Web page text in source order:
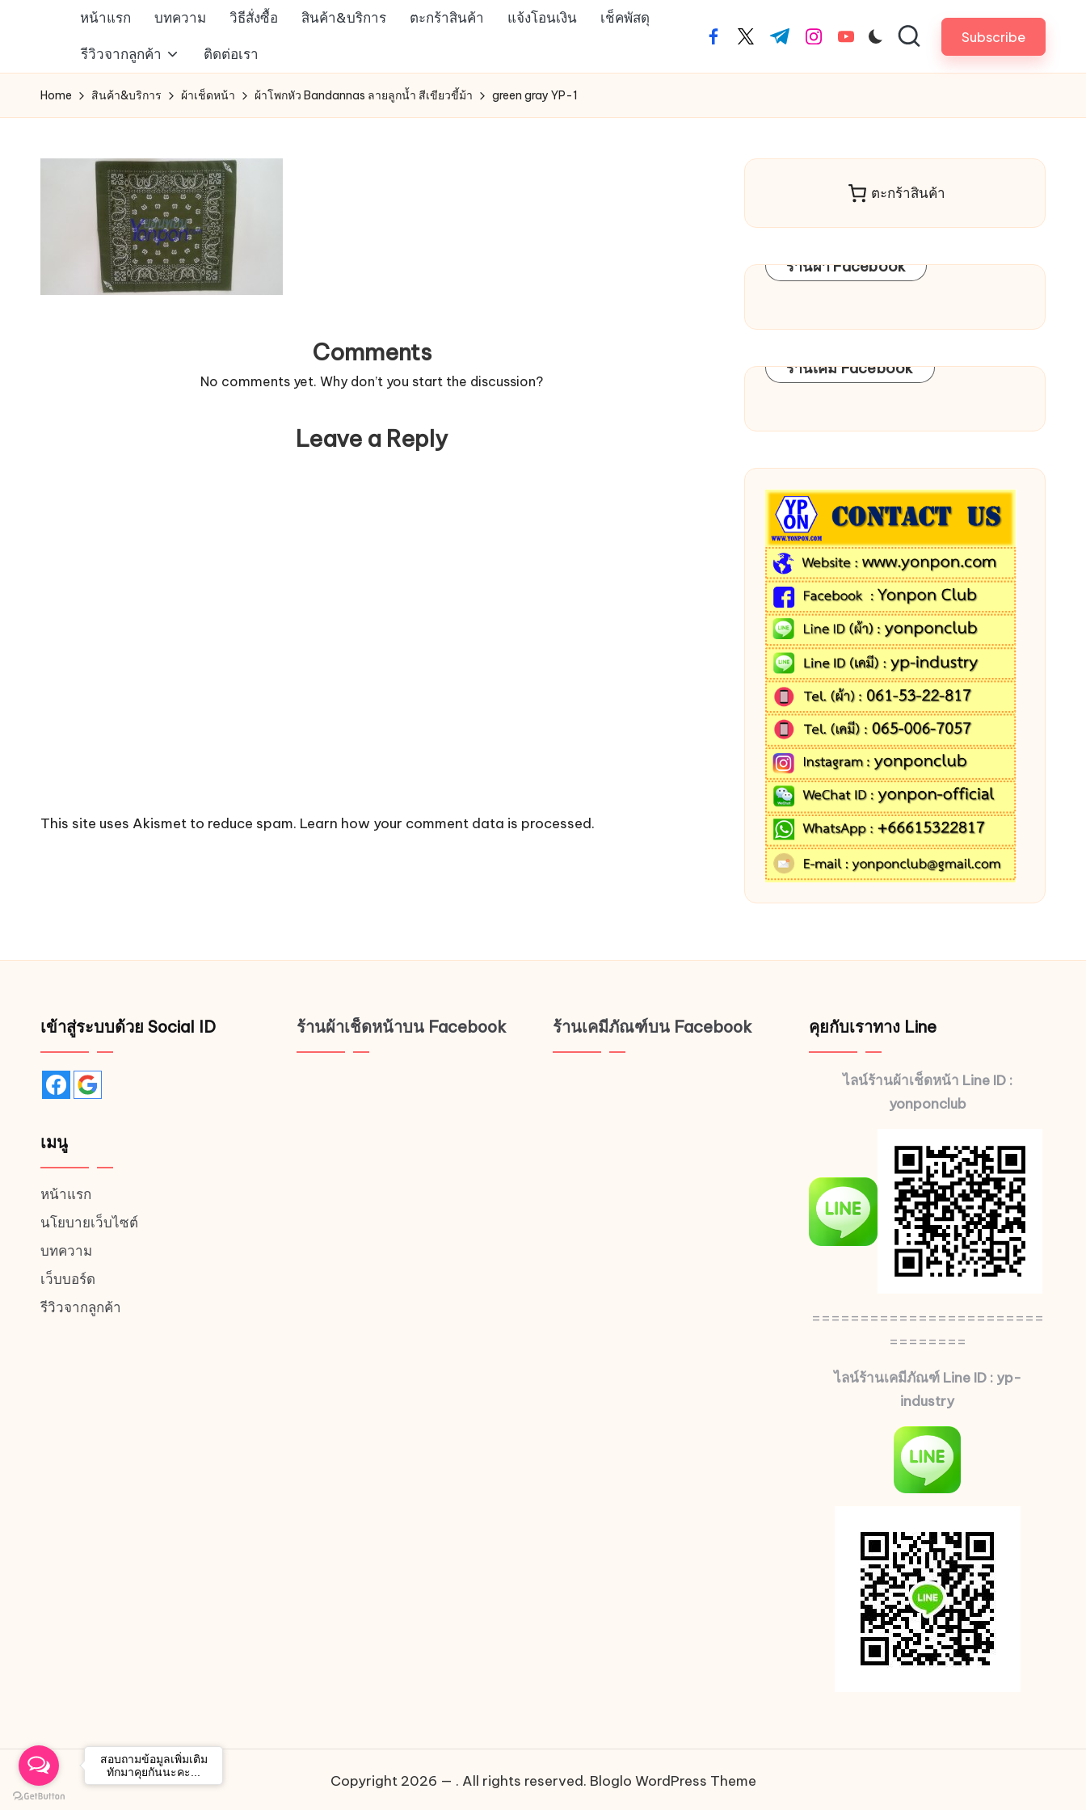
content
สรรพ
สินค้า
ออนไลน์
หน้าแรก บทความ วิธีสั่งซื้อ สินค้า&บริการ ตะกร้าสินค้า แจ้งโอนเงิน เช็คพัสดุ
รีวิวจากลูกค้า ติดต่อเรา
facebook.com
twitter.com
t.me instagram.com
youtube.com Subscribe
Home สินค้า&บริการ ผ้าเช็ดหน้า ผ้าโพกหัว Bandannas ลายลูกน้ำ สีเขียวขี้ม้า green gray YP-1
Comments
No comments yet. Why don’t you start the discussion?
Leave a Reply
This site uses Akismet to reduce spam. Learn how your comment data is processed.
ตะกร้าสินค้า
ร้านผ้า Facebook
ร้านเคมี Facebook
เข้าสู่ระบบด้วย Social ID
เมนู
หน้าแรก
นโยบายเว็บไซต์
บทความ
เว็บบอร์ด
รีวิวจากลูกค้า
ร้านผ้าเช็ดหน้าบน Facebook ร้านเคมีภัณฑ์บน Facebook คุยกับเราทาง Line
ไลน์ร้านผ้าเช็ดหน้า Line ID :
yonponclub
========================
========
ไลน์ร้านเคมีภัณฑ์ Line ID : yp-
industry
Copyright 2026 — . All rights reserved. Bloglo WordPress Theme
สอบถามข้อมูลเพิ่มเติม
ทักมาคุยกันนะคะ...